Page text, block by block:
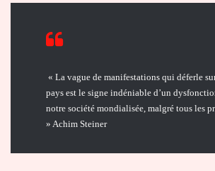
« La vague de manifestations qui déferle
pays est le signe indéniable d’un
notre société mondialisée, malgré tous les
» Achim Steiner